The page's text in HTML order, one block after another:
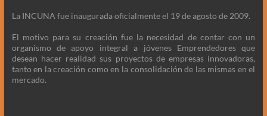
La INCUNA fue inaugurada oficialmente el 19 de agosto de 2009.
El motivo para su creación fue la necesidad de contar con un
organismo de apoyo integral a jóvenes Emprendedores que
desean hacer realidad sus proyectos de empresas innovadoras,
tanto en la creación como en la consolidación de las mismas en el
mercado.